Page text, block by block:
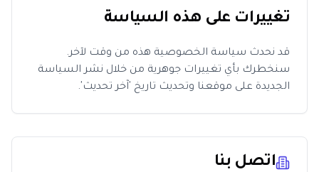
تغييرات على هذه السياسة
قد نحدث سياسة الخصوصية هذه من وقت لآخر.
سنخطرك بأي تغييرات جوهرية من خلال نشر السياسة
الجديدة على موقعنا وتحديث تاريخ 'آخر تحديث'.
اتصل بنا